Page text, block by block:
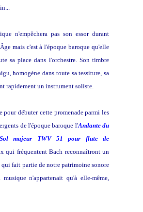
n'empêchera pas son essor durant
mais c'est à l'époque baroque qu'elle
sa place dans l'orchestre. Son timbre
homogène dans toute sa tessiture, sa
rapidement un instrument soliste.
pour débuter cette promenade parmi les
de l'époque baroque l'Andante du
majeur TWV 51 pour flute de
qui fréquentent Bach reconnaîtront un
qui fait partie de notre patrimoine sonore
musique n'appartenait qu'à elle-même,